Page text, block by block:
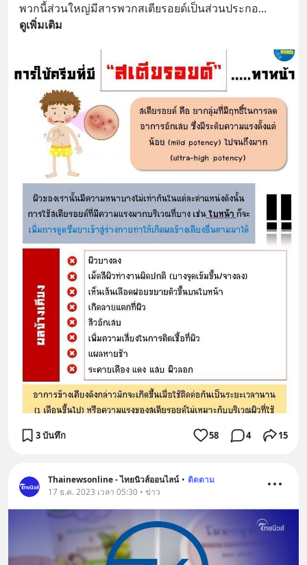
พวกนี้ส่วนใหญ่มีสารพวกสเตียรอยด์เป็นส่วนประกอ...
ดูเพิ่มเติม
3 บันทึก 58 4 15
Thainewsonline - ไทยนิวส์ออนไลน์ • ติดตาม
17 ธ.ค. 2023 เวลา 05:30 • ข่าว